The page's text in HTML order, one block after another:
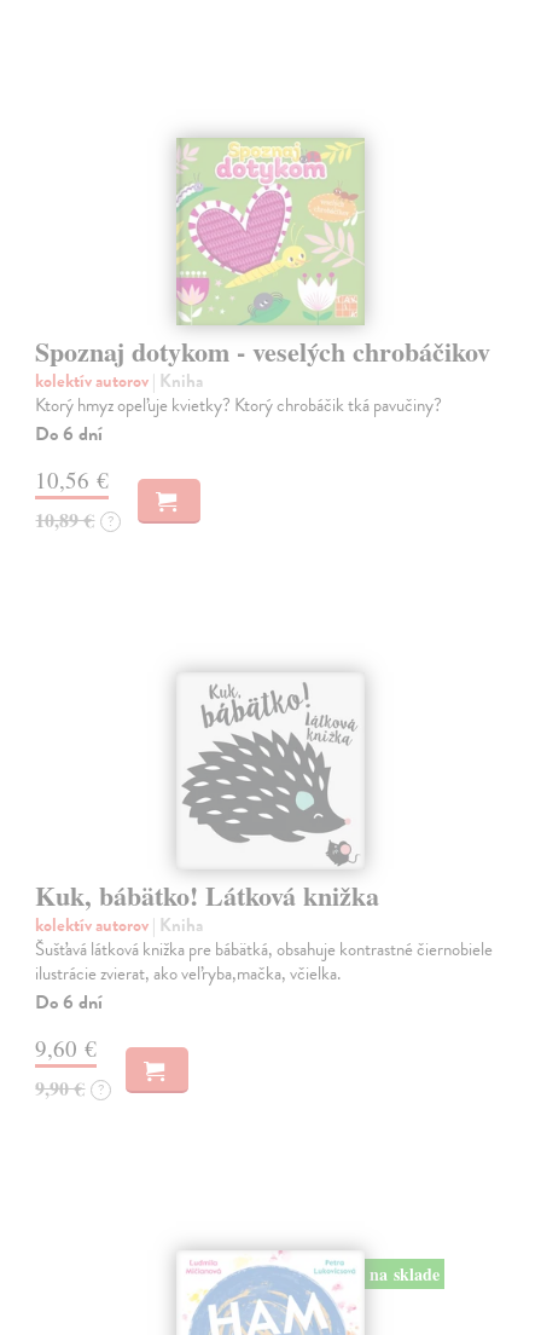
Spoznaj dotykom - veselých chrobáčikov
kolektív autorov| Kniha
Ktorý hmyz opeľuje kvietky? Ktorý chrobáčik tká pavučiny?
Do 6 dní
10,56 €
10,89 € ?
Kuk, bábätko! Látková knižka
kolektív autorov| Kniha
Šušťavá látková knižka pre bábätká, obsahuje kontrastné čiernobiele
ilustrácie zvierat, ako veľryba,mačka, včielka.
Do 6 dní
9,60 €
9,90 € ?
na sklade